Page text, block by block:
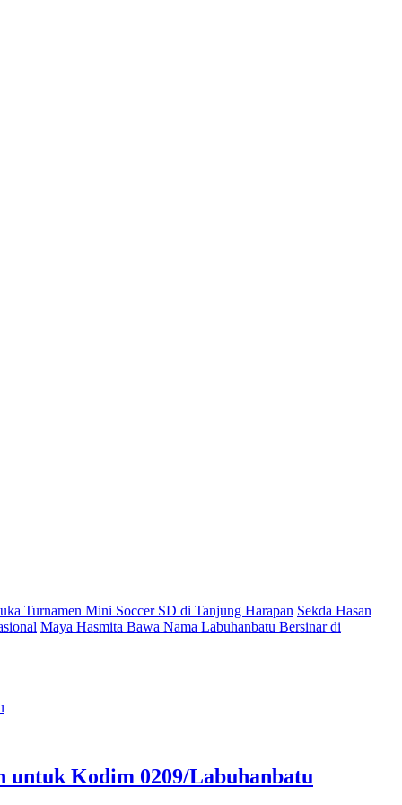
Turnamen Mini Soccer SD di Tanjung Harapan Sekda Hasan
Maya Hasmita Bawa Nama Labuhanbatu Bersinar di
Kodim 0209/Labuhanbatu